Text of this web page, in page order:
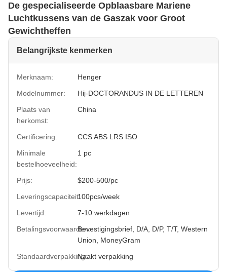
De gespecialiseerde Opblaasbare Mariene
Luchtkussens van de Gaszak voor Groot
Gewichtheffen
Belangrijkste kenmerken
Merknaam:
Henger
Modelnummer:
Hij-DOCTORANDUS IN DE LETTEREN
Plaats van
herkomst:
China
Certificering:
CCS ABS LRS ISO
Minimale
bestelhoeveelheid:
1 pc
Prijs:
$200-500/pc
Leveringscapaciteit:100pcs/week
Levertijd:
7-10 werkdagen
Betalingsvoorwaarden:Bevestigingsbrief, D/A, D/P, T/T, Western
Union, MoneyGram
Standaardverpakking:Naakt verpakking